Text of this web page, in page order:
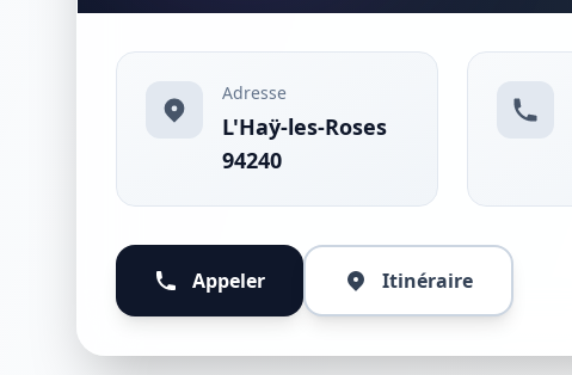
Adresse
L'Haÿ-les-Roses
94240
Appeler Itinéraire